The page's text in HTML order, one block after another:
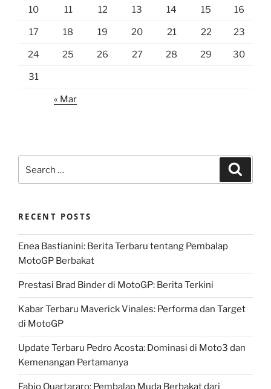
10 11 12 13 14 15 16
17 18 19 20 21 22 23
24 25 26 27 28 29 30
31
« Mar
for:
RECENT POSTS
Enea Bastianini: Berita Terbaru tentang Pembalap
MotoGP Berbakat
Prestasi Brad Binder di MotoGP: Berita Terkini
Kabar Terbaru Maverick Vinales: Performa dan Target
di MotoGP
Update Terbaru Pedro Acosta: Dominasi di Moto3 dan
Kemenangan Pertamanya
Fabio Quartararo: Pembalap Muda Berbakat dari